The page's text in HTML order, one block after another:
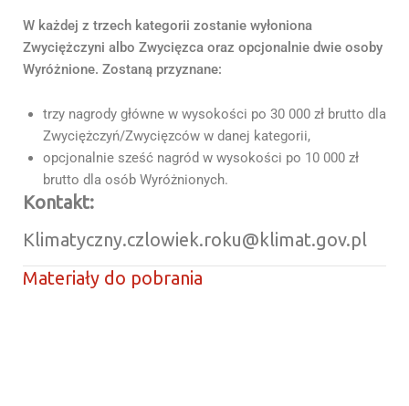
W każdej z trzech kategorii zostanie wyłoniona
Zwyciężczyni albo Zwycięzca oraz opcjonalnie dwie osoby
Wyróżnione. Zostaną przyznane:
trzy nagrody główne w wysokości po 30 000 zł brutto dla
Zwyciężczyń/Zwycięzców w danej kategorii,
opcjonalnie sześć nagród w wysokości po 10 000 zł
brutto dla osób Wyróżnionych.
Kontakt:
Klimatyczny.czlowiek.roku@klimat.gov.pl
Materiały do pobrania